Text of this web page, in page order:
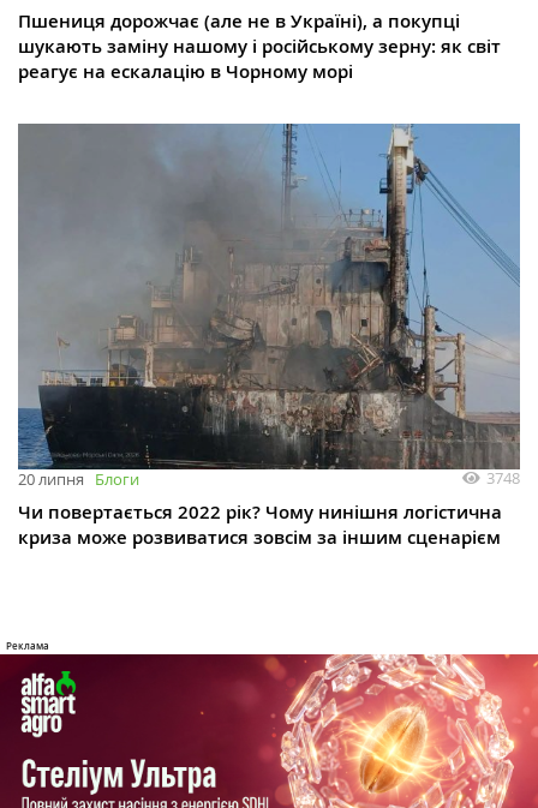
Пшениця дорожчає (але не в Україні), а покупці
шукають заміну нашому і російському зерну: як світ
реагує на ескалацію в Чорному морі
20 липня Блоги 3748
Чи повертається 2022 рік? Чому нинішня логістична
криза може розвиватися зовсім за іншим сценарієм